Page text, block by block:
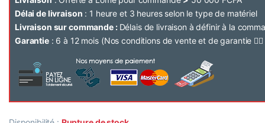
Délai de livraison : 1 heure et 3 heures selon le type de matériel
Livraison sur commande : Délais de livraison à définir à la
Garantie: 6 à 12 mois (Nos conditions de vente et de garantie 👉🏽